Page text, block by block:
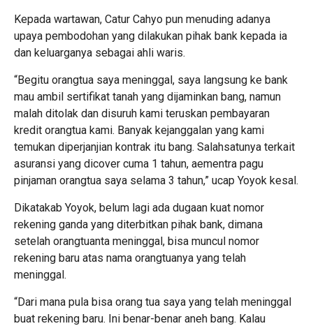
Kepada wartawan, Catur Cahyo pun menuding adanya
upaya pembodohan yang dilakukan pihak bank kepada ia
dan keluarganya sebagai ahli waris.
“Begitu orangtua saya meninggal, saya langsung ke bank
mau ambil sertifikat tanah yang dijaminkan bang, namun
malah ditolak dan disuruh kami teruskan pembayaran
kredit orangtua kami. Banyak kejanggalan yang kami
temukan diperjanjian kontrak itu bang. Salahsatunya terkait
asuransi yang dicover cuma 1 tahun, aementra pagu
pinjaman orangtua saya selama 3 tahun,” ucap Yoyok kesal.
Dikatakab Yoyok, belum lagi ada dugaan kuat nomor
rekening ganda yang diterbitkan pihak bank, dimana
setelah orangtuanta meninggal, bisa muncul nomor
rekening baru atas nama orangtuanya yang telah
meninggal.
“Dari mana pula bisa orang tua saya yang telah meninggal
buat rekening baru. Ini benar-benar aneh bang. Kalau